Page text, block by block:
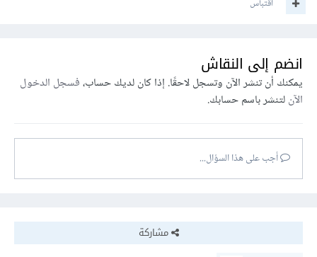
اقتباس
انضم إلى النقاش
يمكنك أن تنشر الآن وتسجل لاحقًا. إذا كان لديك حساب،فسجل الدخول
الآنلتنشر باسم حسابك.
أجب على هذا السؤال...
مشاركة